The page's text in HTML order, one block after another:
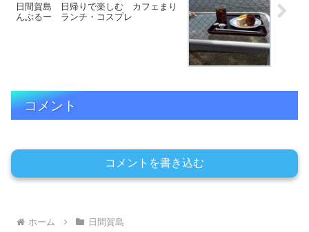
日間賀島 日帰りで楽しむ カフェまり
んぶるー ランチ・コスプレ
コメント
コメントを書き込む
ホーム 日間賀島